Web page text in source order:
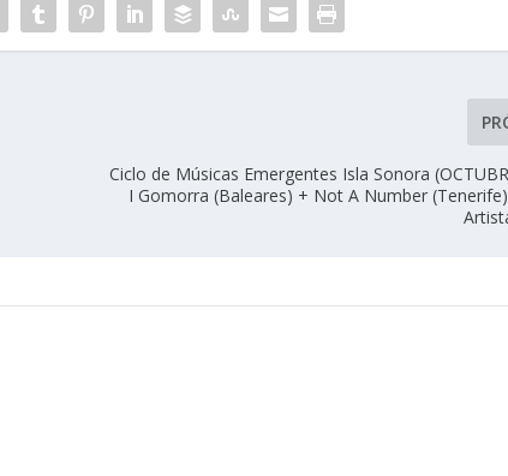
Ciclo de Músicas Emergentes Isla Sonora
I Gomorra (Baleares) + Not A Number